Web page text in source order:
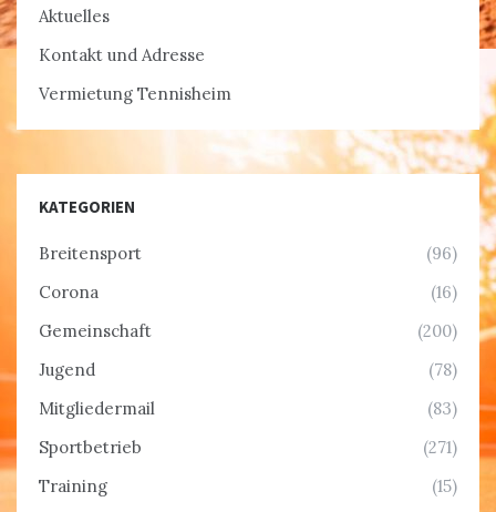
Aktuelles
Kontakt und Adresse
Vermietung Tennisheim
KATEGORIEN
Breitensport
(96)
Corona
(16)
Gemeinschaft
(200)
Jugend
(78)
Mitgliedermail
(83)
Sportbetrieb
(271)
Training
(15)